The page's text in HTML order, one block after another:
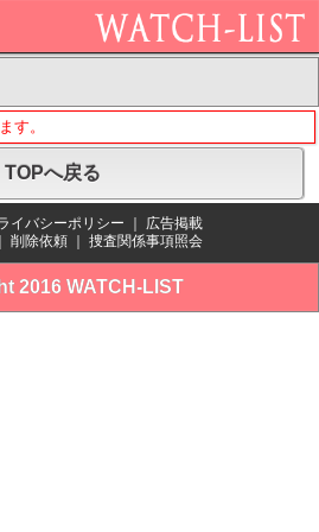
す。
TOPへ戻る
イバシーポリシー
広告掲載
削除依頼 捜査関係事項照会
2016 WATCH-LIST